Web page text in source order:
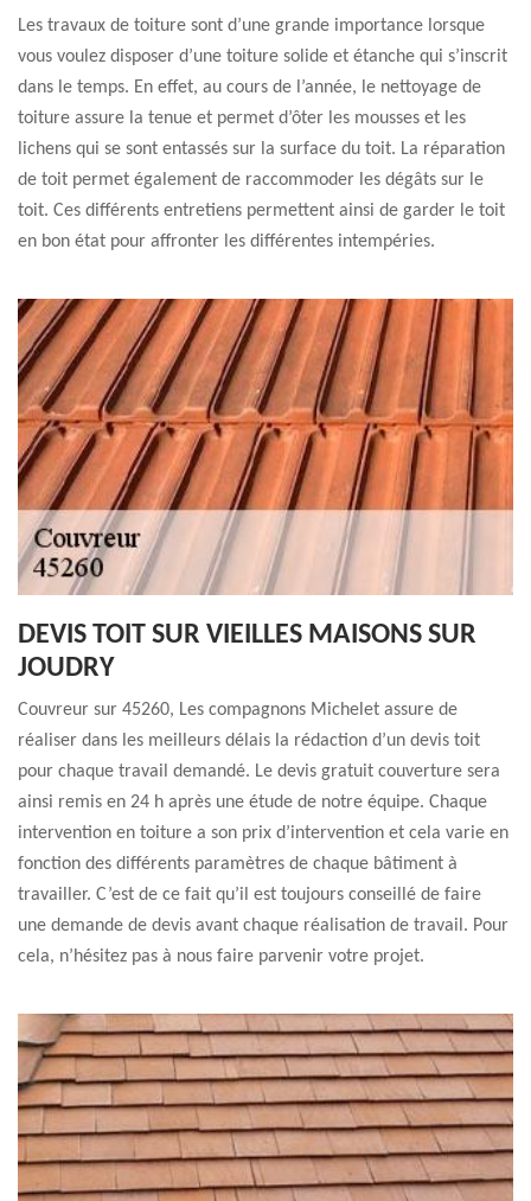
Les travaux de toiture sont d’une grande importance lorsque
vous voulez disposer d’une toiture solide et étanche qui s’inscrit
dans le temps. En effet, au cours de l’année, le nettoyage de
toiture assure la tenue et permet d’ôter les mousses et les
lichens qui se sont entassés sur la surface du toit. La réparation
de toit permet également de raccommoder les dégâts sur le
toit. Ces différents entretiens permettent ainsi de garder le toit
en bon état pour affronter les différentes intempéries.
DEVIS TOIT SUR VIEILLES MAISONS SUR
JOUDRY
Couvreur sur 45260, Les compagnons Michelet assure de
réaliser dans les meilleurs délais la rédaction d’un devis toit
pour chaque travail demandé. Le devis gratuit couverture sera
ainsi remis en 24 h après une étude de notre équipe. Chaque
intervention en toiture a son prix d’intervention et cela varie en
fonction des différents paramètres de chaque bâtiment à
travailler. C’est de ce fait qu’il est toujours conseillé de faire
une demande de devis avant chaque réalisation de travail. Pour
cela, n’hésitez pas à nous faire parvenir votre projet.